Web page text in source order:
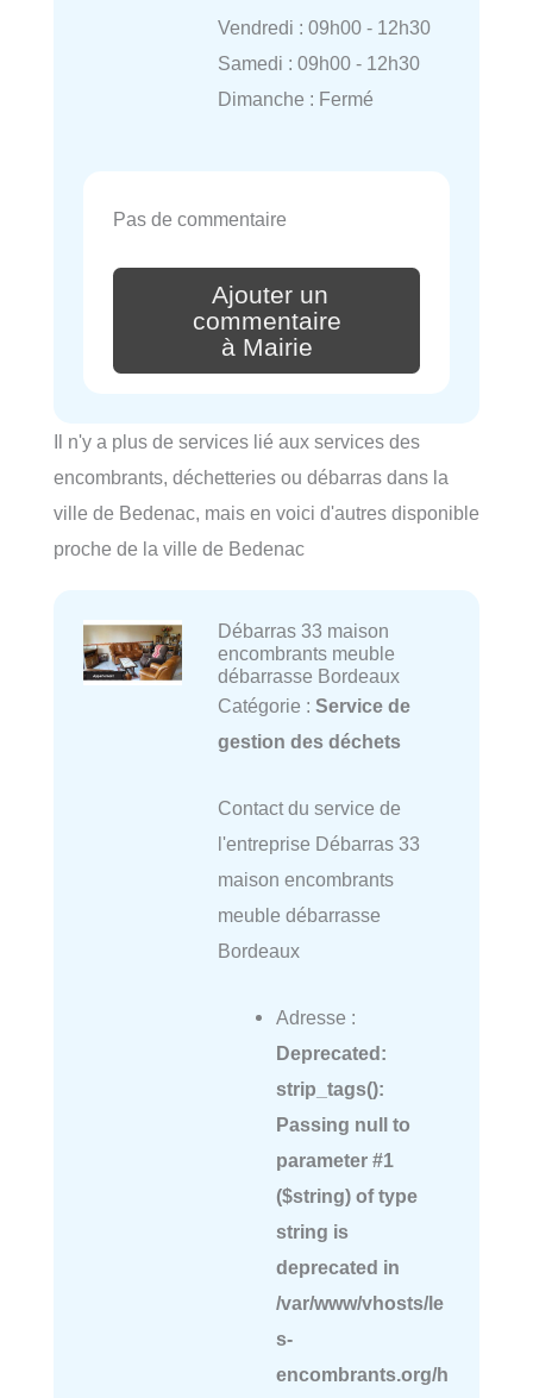
Vendredi : 09h00 - 12h30
Samedi : 09h00 - 12h30
Dimanche : Fermé
Pas de commentaire
Ajouter un
commentaire
à Mairie
Il n'y a plus de services lié aux services des
encombrants, déchetteries ou débarras dans la
ville de Bedenac, mais en voici d'autres disponible
proche de la ville de Bedenac
Débarras 33 maison
encombrants meuble
débarrasse Bordeaux
Catégorie : Service de
gestion des déchets
Contact du service de
l'entreprise Débarras 33
maison encombrants
meuble débarrasse
Bordeaux
Adresse :
Deprecated:
strip_tags():
Passing null to
parameter #1
($string) of type
string is
deprecated in
/var/www/vhosts/le
s-
encombrants.org/h